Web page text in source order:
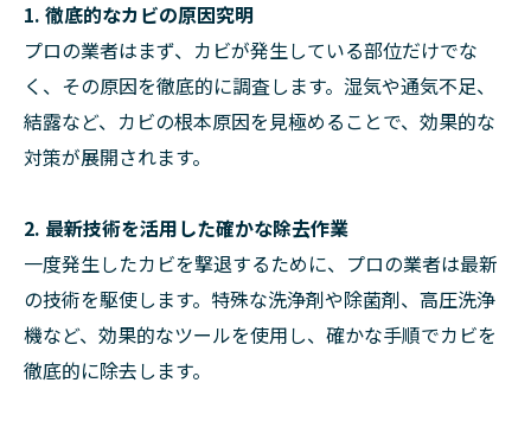
1. 徹底的なカビの原因究明
プロの業者はまず、カビが発生している部位だけでな
く、その原因を徹底的に調査します。湿気や通気不足、
結露など、カビの根本原因を見極めることで、効果的な
対策が展開されます。
2. 最新技術を活用した確かな除去作業
一度発生したカビを撃退するために、プロの業者は最新
の技術を駆使します。特殊な洗浄剤や除菌剤、高圧洗浄
機など、効果的なツールを使用し、確かな手順でカビを
徹底的に除去します。